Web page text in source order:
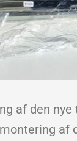
af den nye
af